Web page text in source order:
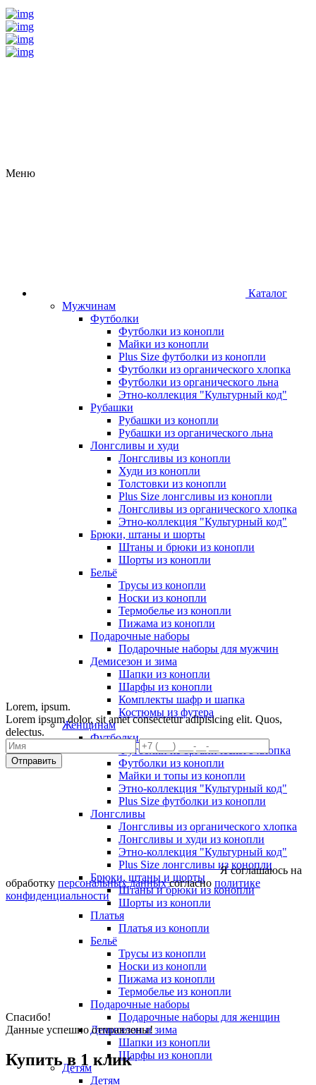
Meню
Каталог
Мужчинам
Футболки
Футболки из конопли
Майки из конопли
Plus Size футболки из конопли
Футболки из органического хлопка
Футболки из органического льна
Этно-коллекция "Культурный код"
Рубашки
Рубашки из конопли
Рубашки из органического льна
Лонгсливы и худи
Лонгсливы из конопли
Худи из конопли
Толстовки из конопли
Plus Size лонгсливы из конопли
Лонгсливы из органического хлопка
Этно-коллекция "Культурный код"
Брюки, штаны и шорты
Штаны и брюки из конопли
Шорты из конопли
Бельё
Трусы из конопли
Носки из конопли
Термобелье из конопли
Пижама из конопли
Подарочные наборы
Подарочные наборы для мужчин
Демисезон и зима
Шапки из конопли
Шарфы из конопли
Комплекты шафр и шапка
Костюмы из футера
Женщинам
Футболки
Футболки из органического хлопка
Футболки из конопли
Майки и топы из конопли
Этно-коллекция "Культурный код"
Plus Size футболки из конопли
Лонгсливы
Лонгсливы из органического хлопка
Лонгсливы и худи из конопли
Этно-коллекция "Культурный код"
Plus Size лонгсливы из конопли
Брюки, штаны и шорты
Штаны и брюки из конопли
Шорты из конопли
Платья
Платья из конопли
Бельё
Трусы из конопли
Носки из конопли
Пижама из конопли
Термобелье из конопли
Подарочные наборы
Подарочные наборы для женщин
Демисезон и зима
Шапки из конопли
Шарфы из конопли
Детям
Детям
Lorem, ipsum.
Lorem ipsum dolor, sit amet consectetur adipisicing elit. Quos,
delectus.
Отправить
Я соглашаюсь на
обработку персональных данныхсогласно политике
конфиденциальности
Спасибо!
Данные успешно отправлены!
Купить в 1 клик